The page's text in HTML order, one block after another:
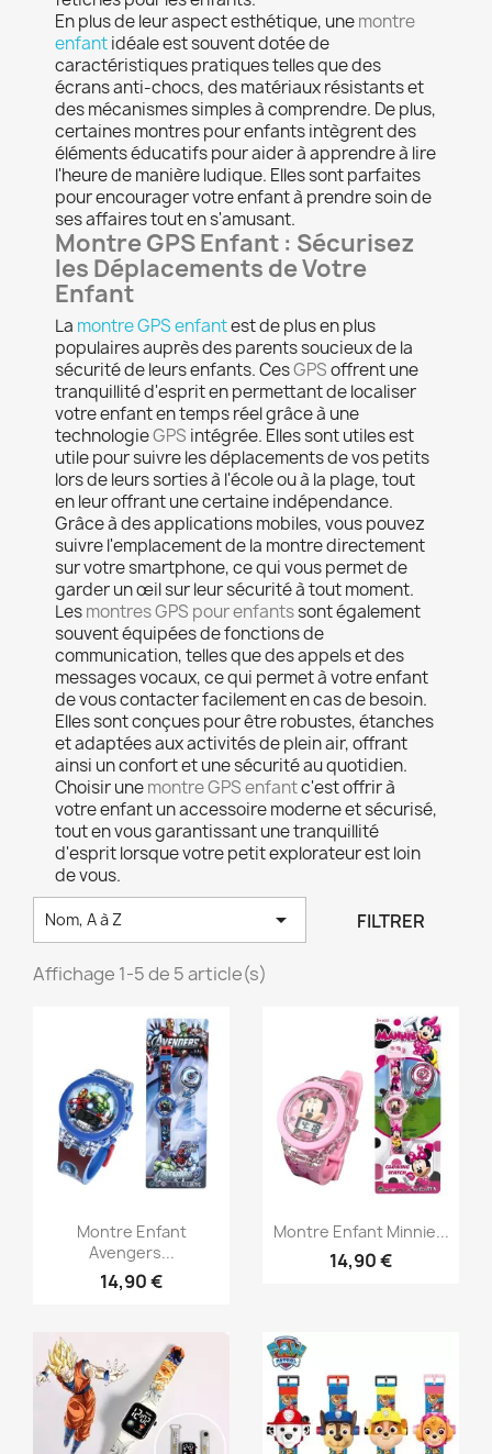
En plus de leur aspect esthétique, unemontre
enfantidéale est souvent dotée de
caractéristiques pratiques telles que des
écrans anti-chocs, des matériaux résistants et
des mécanismes simples à comprendre. De plus,
certaines montres pour enfants intègrent des
éléments éducatifs pour aider à apprendre à lire
l'heure de manière ludique. Elles sont parfaites
pour encourager votre enfant à prendre soin de
ses affaires tout en s'amusant.
Montre GPS Enfant : Sécurisez
les Déplacements de Votre
Enfant
La montre GPS enfantest de plus en plus
populaires auprès des parents soucieux de la
sécurité de leurs enfants. CesGPSoffrent une
tranquillité d'esprit en permettant de localiser
votre enfant en temps réel grâce à une
technologieGPS intégrée. Elles sont utiles est
utile pour suivre les déplacements de vos petits
lors de leurs sorties à l'école ou à la plage, tout
en leur offrant une certaine indépendance.
Grâce à des applications mobiles, vous pouvez
suivre l'emplacement de la montre directement
sur votre smartphone, ce qui vous permet de
garder un œil sur leur sécurité à tout moment.
Lesmontres GPS pour enfantssont également
souvent équipées de fonctions de
communication, telles que des appels et des
messages vocaux, ce qui permet à votre enfant
de vous contacter facilement en cas de besoin.
Elles sont conçues pour être robustes, étanches
et adaptées aux activités de plein air, offrant
ainsi un confort et une sécurité au quotidien.
Choisir unemontre GPS enfantc'est offrir à
votre enfant un accessoire moderne et sécurisé,
tout en vous garantissant une tranquillité
d'esprit lorsque votre petit explorateur est loin
de vous.
Nom, A à Z  FILTRER
Affichage 1-5 de 5 article(s)
Aperçu rapide
Montre Enfant
Avengers...
14,90 €
Aperçu rapide
Montre Enfant Minnie...
14,90 €